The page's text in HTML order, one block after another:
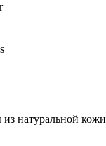
из натуральной кожи